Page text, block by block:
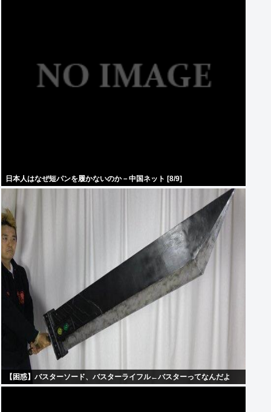
日本人はなぜ短パンを履かないのか－中国ネット [8/9]
【困惑】バスターソード、バスターライフル←バスターってなんだよ